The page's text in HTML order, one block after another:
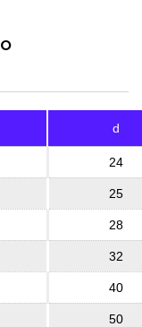
d
24
25
28
32
40
50